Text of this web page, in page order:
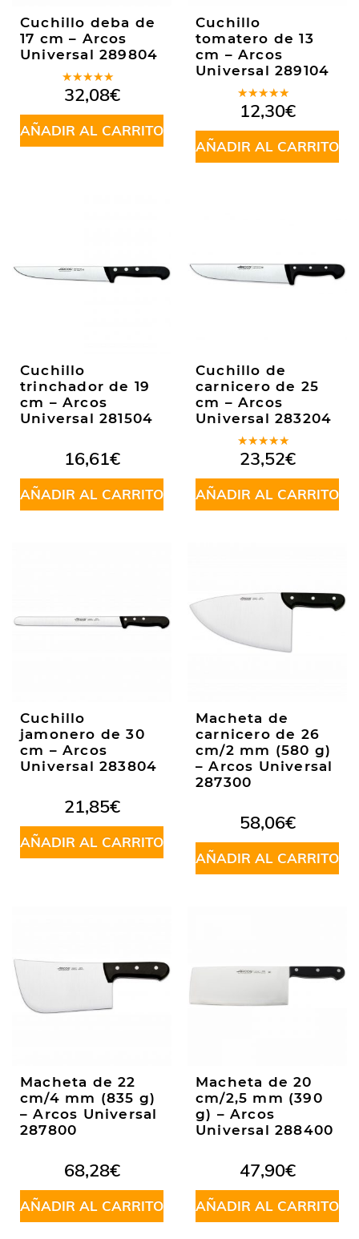
Cuchillo deba de
17 cm – Arcos
Universal 289804
Valorado
en4.50
de 5
32,08€
AÑADIR AL CARRITO
Cuchillo
tomatero de 13
cm – Arcos
Universal 289104
Valorado
en5.00de
5
12,30€
AÑADIR AL CARRITO
Cuchillo
trinchador de 19
cm – Arcos
Universal 281504
16,61€
AÑADIR AL CARRITO
Cuchillo de
carnicero de 25
cm – Arcos
Universal 283204
Valorado
en5.00de
5
23,52€
AÑADIR AL CARRITO
Cuchillo
jamonero de 30
cm – Arcos
Universal 283804
21,85€
AÑADIR AL CARRITO
Macheta de
carnicero de 26
cm/2 mm (580 g)
– Arcos Universal
287300
58,06€
AÑADIR AL CARRITO
Macheta de 22
cm/4 mm (835 g)
– Arcos Universal
287800
68,28€
AÑADIR AL CARRITO
Macheta de 20
cm/2,5 mm (390
g) – Arcos
Universal 288400
47,90€
AÑADIR AL CARRITO